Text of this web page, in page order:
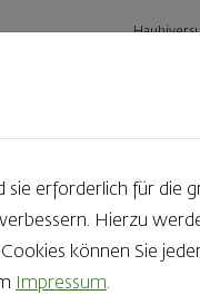
erforderlich für die
Hierzu
können Sie
Impressum.